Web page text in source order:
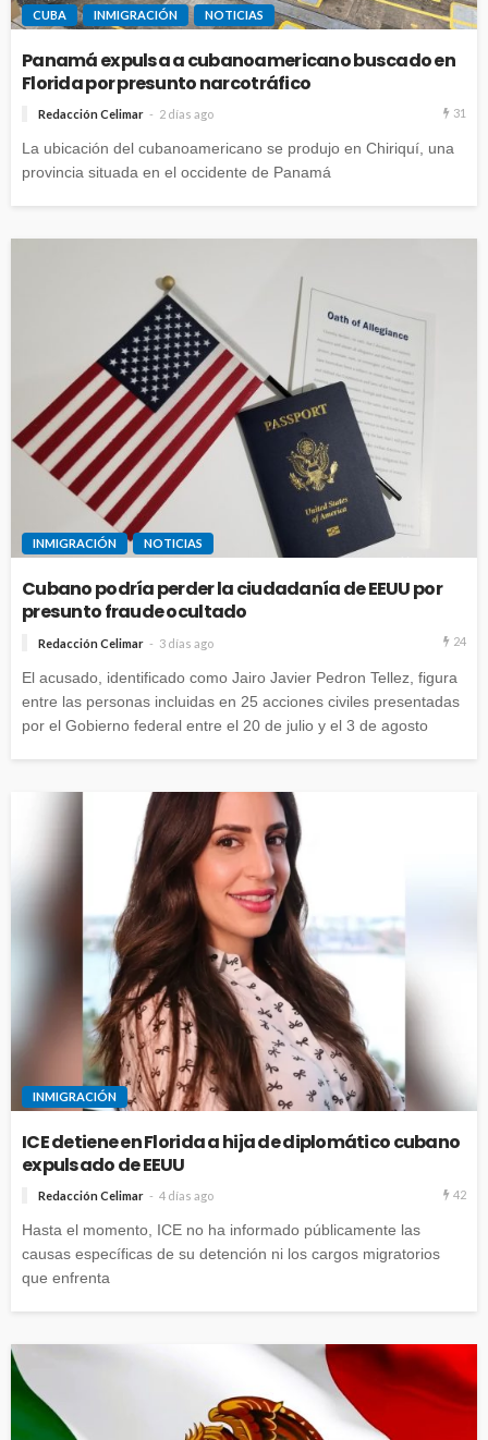
CUBA INMIGRACIÓN NOTICIAS
Panamá expulsa a cubanoamericano buscado en
Florida por presunto narcotráfico
Redacción Celimar 2 días ago 31
La ubicación del cubanoamericano se produjo en Chiriquí, una
provincia situada en el occidente de Panamá
INMIGRACIÓN NOTICIAS
Cubano podría perder la ciudadanía de EEUU por
presunto fraude ocultado
Redacción Celimar 3 días ago 24
El acusado, identificado como Jairo Javier Pedron Tellez, figura
entre las personas incluidas en 25 acciones civiles presentadas
por el Gobierno federal entre el 20 de julio y el 3 de agosto
INMIGRACIÓN
ICE detiene en Florida a hija de diplomático cubano
expulsado de EEUU
Redacción Celimar 4 días ago 42
Hasta el momento, ICE no ha informado públicamente las
causas específicas de su detención ni los cargos migratorios
que enfrenta